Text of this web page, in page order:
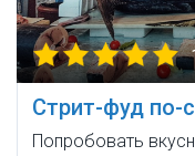
Стрит-фуд по-
Попробовать